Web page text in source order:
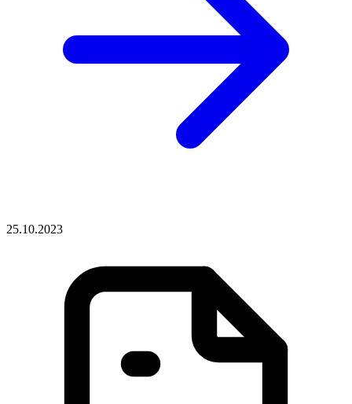
25.10.2023